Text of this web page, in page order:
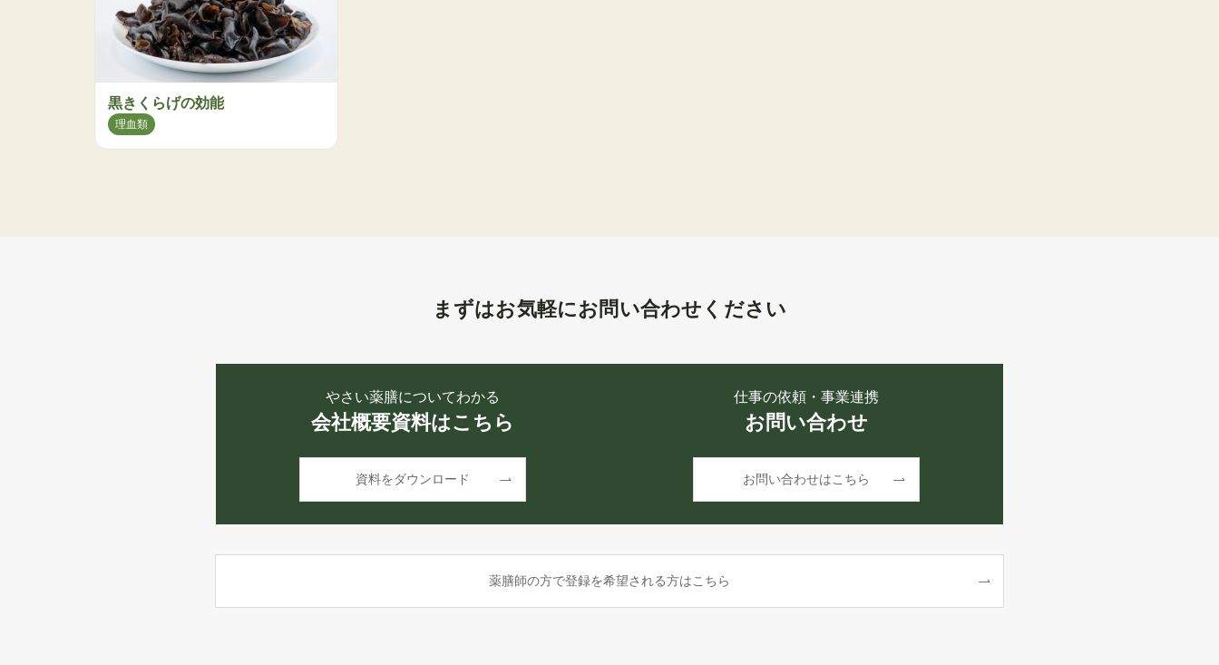
黒きくらげの効能
理血類
まずはお気軽にお問い合わせください
やさい薬膳についてわかる
会社概要資料はこちら
資料をダウンロード
仕事の依頼・事業連携
お問い合わせ
お問い合わせはこちら
薬膳師の方で登録を希望される方はこちら